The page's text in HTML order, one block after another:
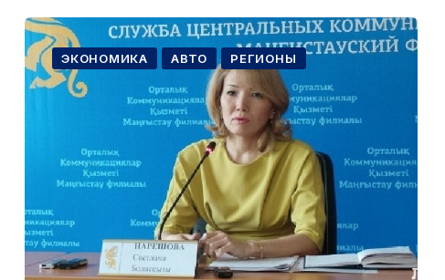
ЭКОНОМИКА АВТО РЕГИОНЫ